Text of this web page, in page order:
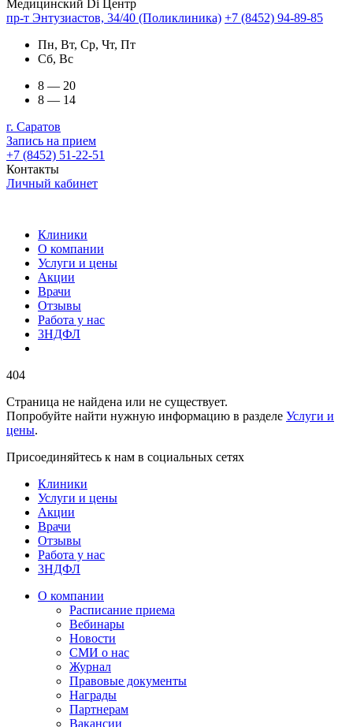
Медицинский Di Центр
пр-т Энтузиастов, 34/40 (Поликлиника) +7 (8452) 94-89-85
Пн, Вт, Ср, Чт, Пт
Сб, Вс
8 — 20
8 — 14
г. Саратов
Запись на прием
+7 (8452) 51-22-51
Контакты
Личный кабинет
Клиники
О компании
Услуги и цены
Акции
Врачи
Отзывы
Работа у нас
3НДФЛ
404
Страница не найдена или не существует.
Попробуйте найти нужную информацию в разделе Услуги и
цены.
Присоединяйтесь к нам в социальных сетях
Клиники
Услуги и цены
Акции
Врачи
Отзывы
Работа у нас
3НДФЛ
О компании
Расписание приема
Вебинары
Новости
СМИ о нас
Журнал
Правовые документы
Награды
Партнерам
Вакансии